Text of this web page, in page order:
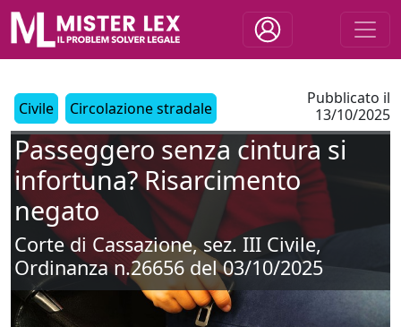
Civile Circolazione stradale
Pubblicato il
13/10/2025
Passeggero senza cintura si
infortuna? Risarcimento
negato
Corte di Cassazione, sez. III Civile,
Ordinanza n.26656 del 03/10/2025